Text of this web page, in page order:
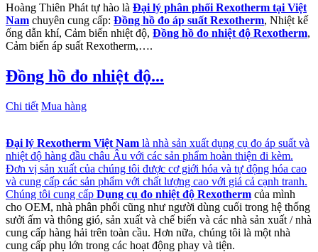
Hoàng Thiên Phát tự hào là Đại lý phân phối Rexotherm tại Việt
Nam chuyên cung cấp: Đồng hồ đo áp suất Rexotherm, Nhiệt kế
ống dẫn khí, Cảm biến nhiệt độ, Đồng hồ đo nhiệt độ Rexotherm,
Cảm biến áp suất Rexotherm,….
Đồng hồ đo nhiệt độ...
Chi tiết Mua hàng
Đại lý Rexotherm Việt Nam là nhà sản xuất dụng cụ đo áp suất và
nhiệt độ hàng đầu châu Âu với các sản phẩm hoàn thiện đi kèm.
Đơn vị sản xuất của chúng tôi được cơ giới hóa và tự động hóa cao
và cung cấp các sản phẩm với chất lượng cao với giá cả cạnh tranh.
Chúng tôi cung cấp Dụng cụ đo nhiệt độ Rexotherm của mình
cho OEM, nhà phân phối cũng như người dùng cuối trong hệ thống
sưởi ấm và thông gió, sản xuất và chế biến và các nhà sản xuất / nhà
cung cấp hàng hải trên toàn cầu. Hơn nữa, chúng tôi là một nhà
cung cấp phụ lớn trong các hoạt động phay và tiện.